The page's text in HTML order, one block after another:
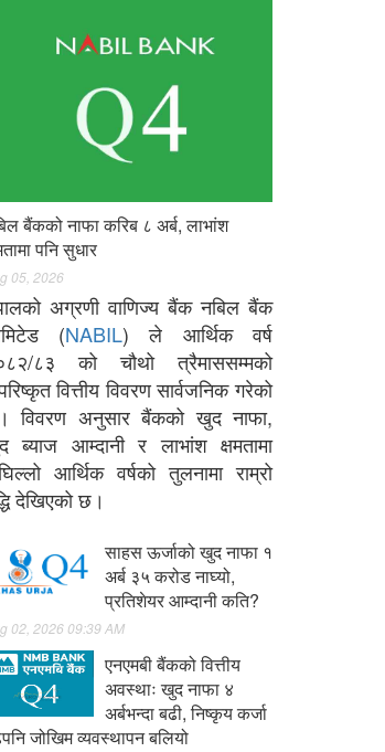
बैंकको नाफा करिब ८ अर्ब, लाभांश
पनि सुधार
05, 2026
अग्रणी वाणिज्य बैंक नबिल बैंक
(NABIL) ले आर्थिक वर्ष
८३ को चौथो त्रैमाससम्मको
वित्तीय विवरण सार्वजनिक गरेको
विवरण अनुसार बैंकको खुद नाफा,
ब्याज आम्दानी र लाभांश क्षमतामा
आर्थिक वर्षको तुलनामा राम्रो
देखिएको छ।
साहस ऊर्जाको खुद नाफा १
अर्ब ३५ करोड नाघ्यो,
प्रतिशेयर आम्दानी कति?
02, 2026 09:39 AM
एनएमबी बैंकको वित्तीय
अवस्थाः खुद नाफा ४
अर्बभन्दा बढी, निष्कृय कर्जा
जोखिम व्यवस्थापन बलियो